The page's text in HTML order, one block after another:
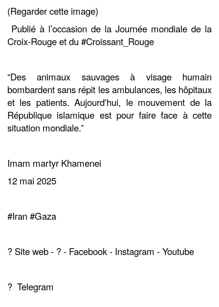
(Regarder cette image)
Publié à l’occasion de la Journée mondiale de la
Croix-Rouge et du #Croissant_Rouge
“Des animaux sauvages à visage humain
bombardent sans répit les ambulances, les hôpitaux
et les patients. Aujourd'hui, le mouvement de la
République islamique est pour faire face à cette
situation mondiale.”
Imam martyr Khamenei
12 mai 2025
#Iran #Gaza
? Site web - ? - Facebook - Instagram - Youtube
? Telegram